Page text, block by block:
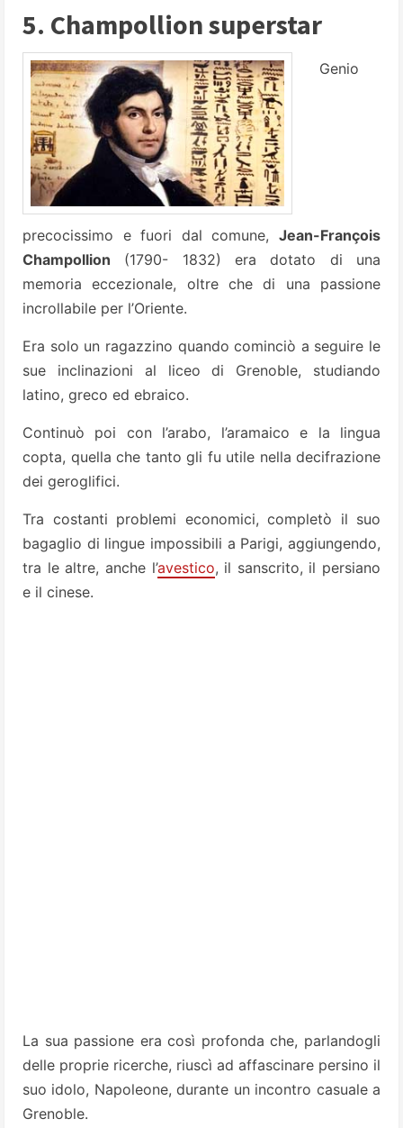
5. Champollion superstar
Genio
precocissimo e fuori dal comune, Jean-François
Champollion (1790- 1832) era dotato di una
memoria eccezionale, oltre che di una passione
incrollabile per l’Oriente.
Era solo un ragazzino quando cominciò a seguire le
sue inclinazioni al liceo di Grenoble, studiando
latino, greco ed ebraico.
Continuò poi con l’arabo, l’aramaico e la lingua
copta, quella che tanto gli fu utile nella decifrazione
dei geroglifici.
Tra costanti problemi economici, completò il suo
bagaglio di lingue impossibili a Parigi, aggiungendo,
tra le altre, anche l’avestico, il sanscrito, il persiano
e il cinese.
La sua passione era così profonda che, parlandogli
delle proprie ricerche, riuscì ad affascinare persino il
suo idolo, Napoleone, durante un incontro casuale a
Grenoble.